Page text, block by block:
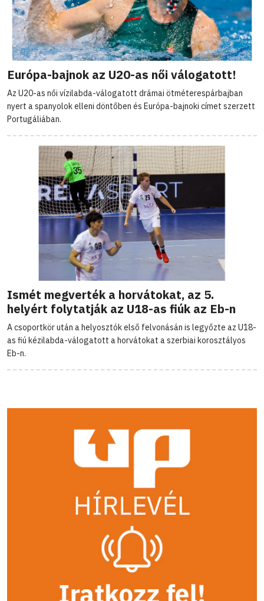
Európa-bajnok az U20-as női válogatott!
Az U20-as női vízilabda-válogatott drámai ötméterespárbajban
nyert a spanyolok elleni döntőben és Európa-bajnoki címet szerzett
Portugáliában.
Ismét megverték a horvátokat, az 5.
helyért folytatják az U18-as fiúk az Eb-n
A csoportkör után a helyosztók első felvonásán is legyőzte az U18-
as fiú kézilabda-válogatott a horvátokat a szerbiai korosztályos
Eb-n.